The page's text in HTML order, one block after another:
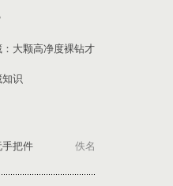
大颗高净度裸钻才
识
手把件 佚名